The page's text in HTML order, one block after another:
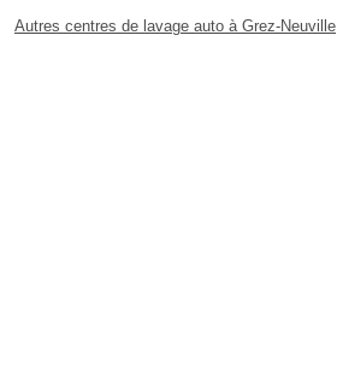
Autres centres de lavage auto à Grez-Neuville